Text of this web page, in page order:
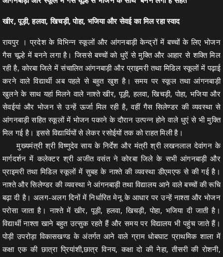
खीर, पूड़ी, हलवा, खिचड़ी, पोहा, भजिया और सेवई का मिल रहा स्वाद
रायपुर । प्रदेश के विभिन्न स्कूलों और आंगनबाड़ी केन्द्रों में बच्चों के लिए भोजन
गैस चूल्हे में बनने लगा है। जिससे बच्चों को धुऐं से मुक्ति और आहार से शक्ति मिल
रही है, कोरबा जिले में संचालित आंगनबाड़ी और प्राइमरी तथा मिडिल स्कूलों में पढ़ाई
करने वाले विद्यार्थी अब पहले से बहुत खुश है। समय पर स्कूल तथा आंगनबाड़ी
खुलने के साथ यहां मिलने वाले नाश्ते खीर, पूड़ी, हलवा, खिचड़ी, पोहा, भजिया और
सेवईयां और भोजन से उन्हें ऊर्जा मिल रही है, वहीं गैस सिलेण्डर की व्यवस्था से
आंगनबाड़ी सहित स्कूलों में भोजन पकाने के दौरान उत्पन्न होने वाले धुएं से भी मुक्ति
मिल गई है। इससे विद्यार्थियों से लेकर रसोईयों तक को राहत मिली है।
मुख्यमंत्री श्री विष्णुदेव साय के निर्देश और मंत्री श्री लखनलाल देवांगन के
मार्गदर्शन में कलेक्टर श्री अजीत वसंत ने कोरबा जिले के सभी आंगनबाड़ी और
प्राइमरी तथा मिडिल स्कूलों में सुबह के नाश्ते की व्यवस्था डीएमएफ से की गई है।
नाश्ते और सिलेण्डर की व्यवस्था ने आंगनबाड़ी तथा विद्यालय आने वाले बच्चों की रूचि
बढ़ा दी है। अलग-अलग दिनों में निर्धारित मेनू के आधार पर उन्हें नाश्ता और भोजन
परोसा जाता है। नाश्ते में खीर, पूड़ी, हलवा, खिचड़ी, पोहा, भजिया दी जाती है।
विद्यार्थी नाश्ता खाने बहुत उत्सुक रहते हैं और समय पर विद्यालय भी पहुंच जाते हैं।
पोड़ी उपरोड़ा विकासखण्ड के अंतर्गत आने वाले ग्राम धोबघाट प्राथमिक शाला में
कक्षा एक की छात्रा प्रियांशी,छात्र विनय, कक्षा दो की नेहा, तीसरी की रोशनी,